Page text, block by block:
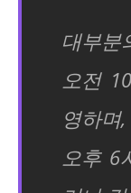
대부분
오전
영하며
오후 6